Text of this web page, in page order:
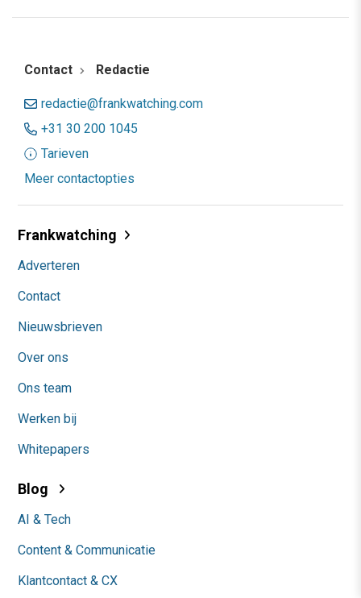
Contact Redactie
redactie@frankwatching.com
+31 30 200 1045
Tarieven
Meer contactopties
Frankwatching
Adverteren
Contact
Nieuwsbrieven
Over ons
Ons team
Werken bij
Whitepapers
Blog
AI & Tech
Content & Communicatie
Klantcontact & CX